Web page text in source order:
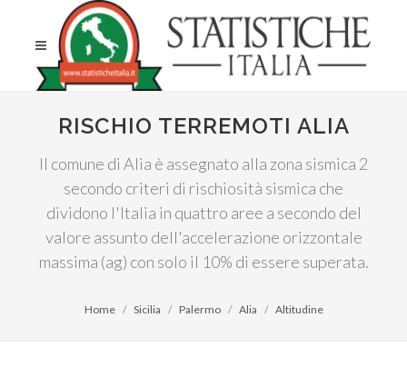
RISCHIO TERREMOTI ALIA
Il comune di Alia è assegnato alla zona sismica 2
secondo criteri di rischiosità sismica che
dividono l'Italia in quattro aree a secondo del
valore assunto dell'accelerazione orizzontale
massima (ag) con solo il 10% di essere superata.
Home Sicilia Palermo Alia Altitudine